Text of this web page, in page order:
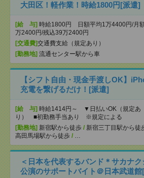
大田区！軽作業！時給1800円[派遣]
[給 与] 時給1800円 日額平均1万4400円/月
万2400円/残込39万2400円
[交通費]交通費支給（規定あり）
[勤務地] 流通センター駅から車
【シフト自由・現金手渡しOK】
充電を繋げるだけ！[派遣]
[給 与] 時給1414円～ ▼日払いOK（規定あ
り） ■初勤務手当あり ※規定による
[勤務地] 新宿駅から徒歩 / 新宿三丁目駅から徒
高田馬場駅から徒歩 / …
＜日本を代表するバンド＊サカナ
公演のサポートバイト＠日本武道